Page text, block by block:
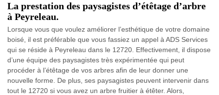
La prestation des paysagistes d’étêtage d’arbre
à Peyreleau.
Lorsque vous que voulez améliorer l’esthétique de votre domaine
boisé, il est préférable que vous fassiez un appel à ADS Services
qui se réside à Peyreleau dans le 12720. Effectivement, il dispose
d’une équipe des paysagistes très expérimentée qui peut
procéder à l’étêtage de vos arbres afin de leur donner une
nouvelle forme. De plus, ses paysagistes peuvent intervenir dans
tout le 12720 si vous avez un arbre fruitier à étêter. Alors,